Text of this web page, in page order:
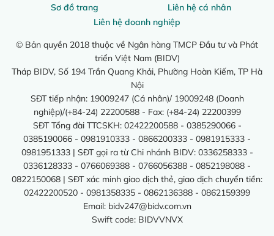
Sơ đồ trang
Liên hệ cá nhân
Liên hệ doanh nghiệp
© Bản quyền 2018 thuộc về Ngân hàng TMCP Đầu tư và Phát
triển Việt Nam (BIDV)
Tháp BIDV, Số 194 Trần Quang Khải, Phường Hoàn Kiếm, TP Hà
Nội
SĐT tiếp nhận: 19009247 (Cá nhân)/ 19009248 (Doanh
nghiệp)/(+84-24) 22200588 - Fax: (+84-24) 22200399
SĐT Tổng đài TTCSKH: 02422200588 - 0385290066 -
0385190066 - 0981910333 - 0866200333 - 0981915333 -
0981951333 | SĐT gọi ra từ Chi nhánh BIDV: 0336258333 -
0336128333 - 0766069388 - 0766056388 - 0852198088 -
0822150068 | SĐT xác minh giao dịch thẻ, giao dịch chuyển tiền:
02422200520 - 0981358335 - 0862136388 - 0862159399
Email: bidv247@bidv.com.vn
Swift code: BIDVVNVX